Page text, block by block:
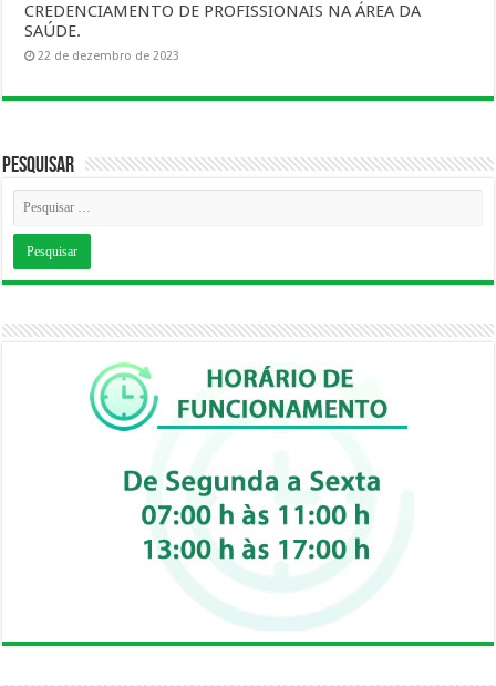
CREDENCIAMENTO DE PROFISSIONAIS NA ÁREA DA
SAÚDE.
22 de dezembro de 2023
Pesquisar